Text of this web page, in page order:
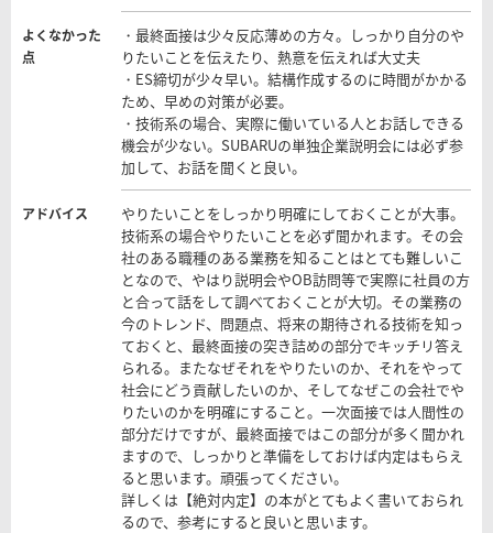
よくなかった
点
・最終面接は少々反応薄めの方々。しっかり自分のや
りたいことを伝えたり、熱意を伝えれば大丈夫
・ES締切が少々早い。結構作成するのに時間がかかる
ため、早めの対策が必要。
・技術系の場合、実際に働いている人とお話しできる
機会が少ない。SUBARUの単独企業説明会には必ず参
加して、お話を聞くと良い。
アドバイス
やりたいことをしっかり明確にしておくことが大事。
技術系の場合やりたいことを必ず聞かれます。その会
社のある職種のある業務を知ることはとても難しいこ
となので、やはり説明会やOB訪問等で実際に社員の方
と合って話をして調べておくことが大切。その業務の
今のトレンド、問題点、将来の期待される技術を知っ
ておくと、最終面接の突き詰めの部分でキッチリ答え
られる。またなぜそれをやりたいのか、それをやって
社会にどう貢献したいのか、そしてなぜこの会社でや
りたいのかを明確にすること。一次面接では人間性の
部分だけですが、最終面接ではこの部分が多く聞かれ
ますので、しっかりと準備をしておけば内定はもらえ
ると思います。頑張ってください。
詳しくは【絶対内定】の本がとてもよく書いておられ
るので、参考にすると良いと思います。